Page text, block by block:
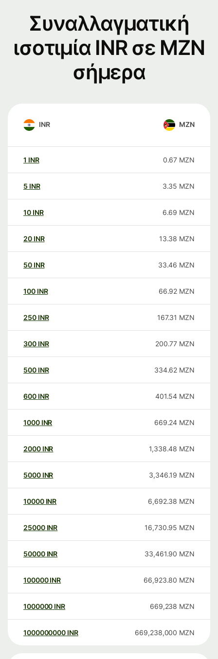
Συναλλαγματική
ισοτιμία INR σε MZN
σήμερα
INR MZN
1 INR 0.67 MZN
5 INR 3.35 MZN
10 INR 6.69 MZN
20 INR 13.38 MZN
50 INR 33.46 MZN
100 INR 66.92 MZN
250 INR 167.31 MZN
300 INR 200.77 MZN
500 INR 334.62 MZN
600 INR 401.54 MZN
1000 INR 669.24 MZN
2000 INR 1,338.48 MZN
5000 INR 3,346.19 MZN
10000 INR 6,692.38 MZN
25000 INR 16,730.95 MZN
50000 INR 33,461.90 MZN
100000 INR 66,923.80 MZN
1000000 INR 669,238 MZN
1000000000 INR 669,238,000 MZN